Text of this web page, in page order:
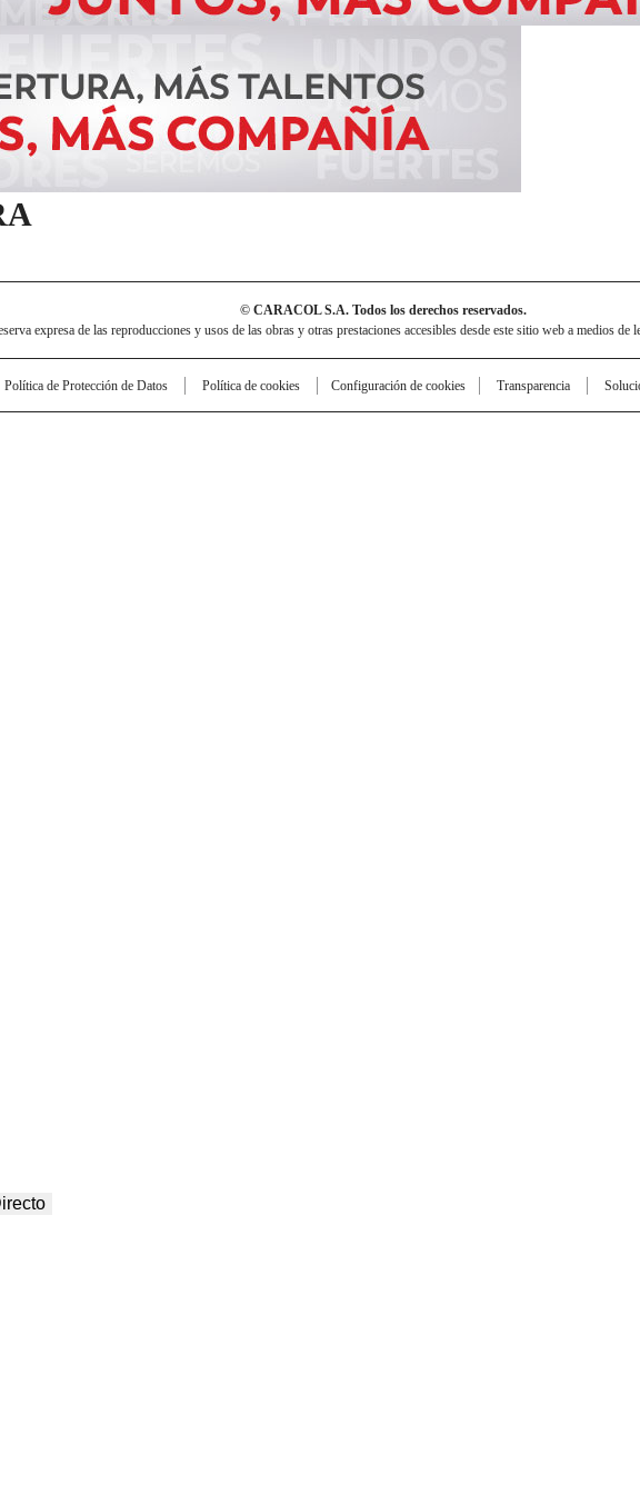
© CARACOL S.A. Todos los derechos reservados.
expresa de las reproducciones y usos de las obras y otras prestaciones accesibles desde este sitio web a medios de
Política de Protección de Datos Política de cookies Configuración de cookies Transparencia